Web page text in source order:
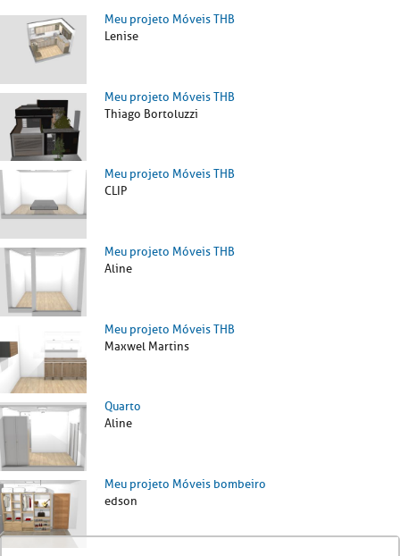
Meu projeto Móveis THB
Lenise
Meu projeto Móveis THB
Thiago Bortoluzzi
Meu projeto Móveis THB
CLIP
Meu projeto Móveis THB
Aline
Meu projeto Móveis THB
Maxwel Martins
Quarto
Aline
Meu projeto Móveis bombeiro
edson